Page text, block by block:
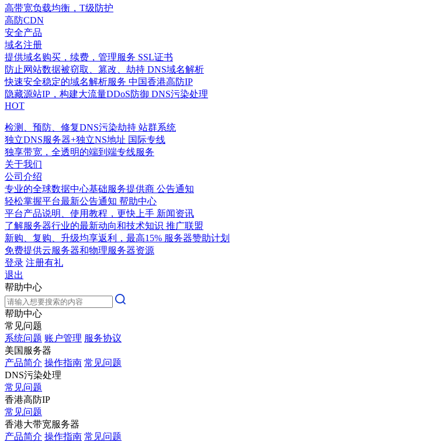
高带宽负载均衡，T级防护
高防CDN
安全产品
域名注册
提供域名购买，续费，管理服务 SSL证书
防止网站数据被窃取、篡改、劫持 DNS域名解析
快速安全稳定的域名解析服务 中国香港高防IP
隐藏源站IP，构建大流量DDoS防御 DNS污染处理
HOT
检测、预防、修复DNS污染劫持 站群系统
独立DNS服务器+独立NS地址 国际专线
独享带宽，全透明的端到端专线服务
关于我们
公司介绍
专业的全球数据中心基础服务提供商 公告通知
轻松掌握平台最新公告通知 帮助中心
平台产品说明、使用教程，更快上手 新闻资讯
了解服务器行业的最新动向和技术知识 推广联盟
新购、复购、升级均享返利，最高15% 服务器赞助计划
免费提供云服务器和物理服务器资源
登录 注册有礼
退出
帮助中心
帮助中心
常见问题
系统问题 账户管理 服务协议
美国服务器
产品简介 操作指南 常见问题
DNS污染处理
常见问题
香港高防IP
常见问题
香港大带宽服务器
产品简介 操作指南 常见问题